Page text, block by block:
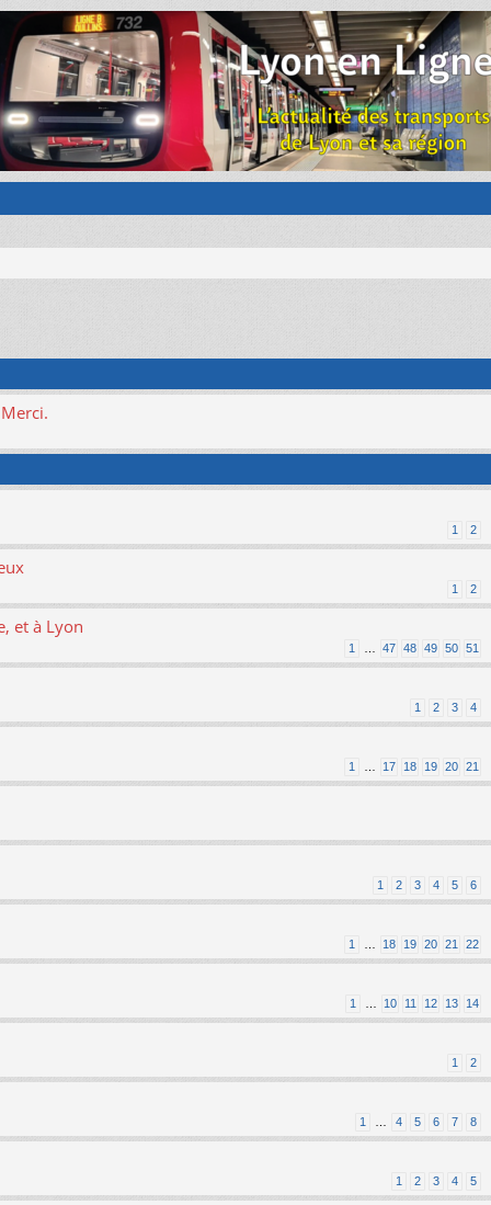
1 2
1 2
et à Lyon
1 47 48 49 50 51
1 2 3 4
1 17 18 19 20 21
1 2 3 4 5 6
1 18 19 20 21 22
1 10 11 12 13 14
1 2
1 4 5 6 7 8
1 2 3 4 5